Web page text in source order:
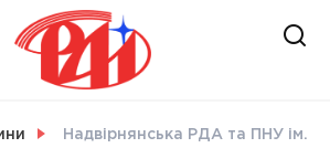
Надвірнянська РДА та ПНУ ім.